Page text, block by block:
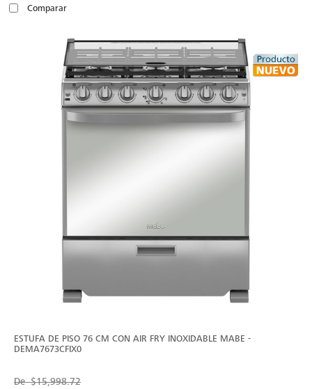
Comparar
ESTUFA DE PISO 76 CM CON AIR FRY INOXIDABLE MABE -
DEMA7673CFIX0
De$15,998.72